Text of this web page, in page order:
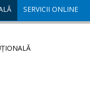
SERVICII ONLINE